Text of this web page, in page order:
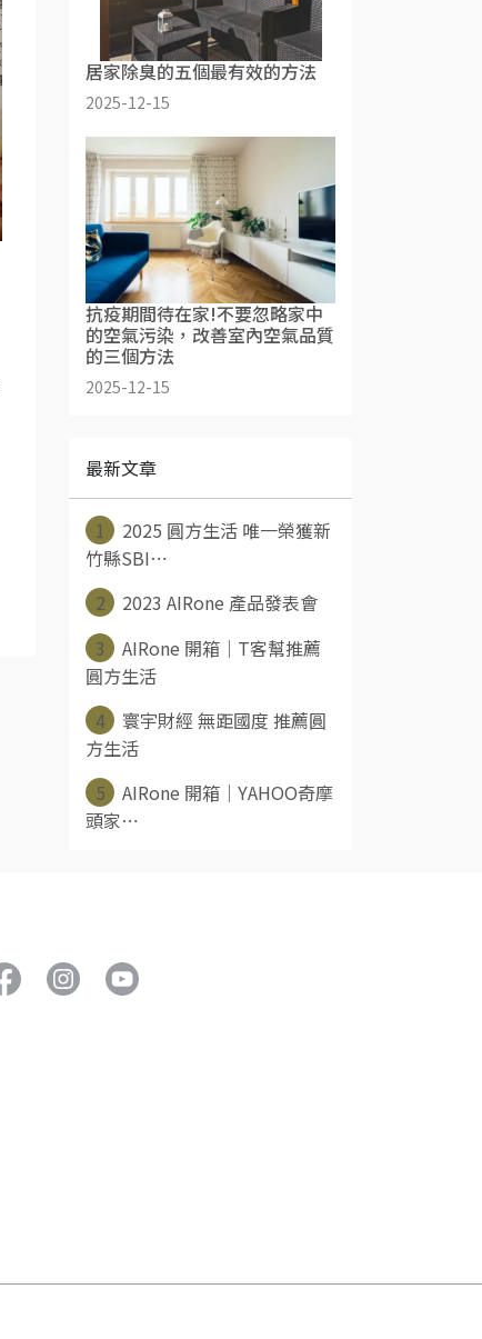
居家除臭的五個最有效的方法
2025-12-15
抗疫期間待在家!不要忽略家中
的空氣污染，改善室內空氣品質
的三個方法
2025-12-15
最新文章
1
2025 圓方生活 唯一榮獲新
竹縣SBI⋯
2
2023 AIRone 產品發表會
3
AIRone 開箱｜T客幫推薦
圓方生活
4
寰宇財經 無距國度 推薦圓
方生活
5
AIRone 開箱｜YAHOO奇摩
頭家⋯